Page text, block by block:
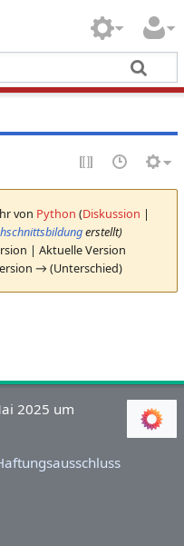
von Python (Diskussion |
erstellt)
| Aktuelle Version
→ (Unterschied)
2025 um